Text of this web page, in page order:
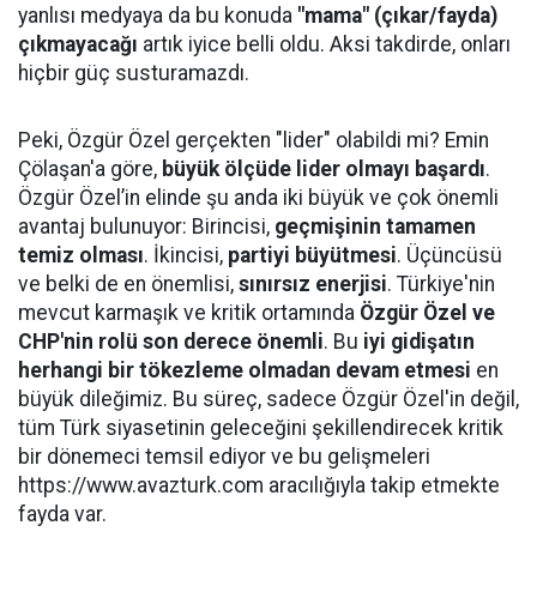
yanlısı medyaya da bu konuda "mama" (çıkar/fayda)
çıkmayacağı artık iyice belli oldu. Aksi takdirde, onları
hiçbir güç susturamazdı.
Peki, Özgür Özel gerçekten "lider" olabildi mi? Emin
Çölaşan'a göre, büyük ölçüde lider olmayı başardı.
Özgür Özel’in elinde şu anda iki büyük ve çok önemli
avantaj bulunuyor: Birincisi, geçmişinin tamamen
temiz olması. İkincisi, partiyi büyütmesi. Üçüncüsü
ve belki de en önemlisi, sınırsız enerjisi. Türkiye'nin
mevcut karmaşık ve kritik ortamında Özgür Özel ve
CHP'nin rolü son derece önemli. Bu iyi gidişatın
herhangi bir tökezleme olmadan devam etmesi en
büyük dileğimiz. Bu süreç, sadece Özgür Özel'in değil,
tüm Türk siyasetinin geleceğini şekillendirecek kritik
bir dönemeci temsil ediyor ve bu gelişmeleri
https://www.avazturk.com aracılığıyla takip etmekte
fayda var.